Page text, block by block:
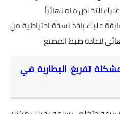
التخلص منه نهائياُ
عليك باخذ نسخة احتياطية من
لاعادة ضبط المصنع
تفريغ البطارية في